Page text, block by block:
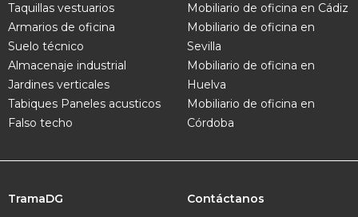
Taquillas vestuarios
Armarios de oficina
Suelo técnico
Almacenaje industrial
Jardines verticales
Tabiques Paneles acusticos
Falso techo
Mobiliario de oficina en Cádiz
Mobiliario de oficina en
Sevilla
Mobiliario de oficina en
Huelva
Mobiliario de oficina en
Córdoba
TramaDG Contáctanos